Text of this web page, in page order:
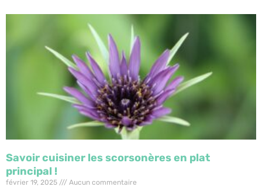
Savoir cuisiner les scorsonères en plat
principal !
février 19, 2025 Aucun commentaire